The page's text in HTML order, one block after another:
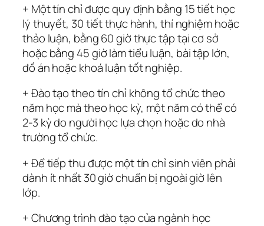
+ Một tín chỉ được quy định bằng 15 tiết học
lý thuyết, 30 tiết thực hành, thí nghiệm hoặc
thảo luận, bằng 60 giờ thực tập tại cơ sở
hoặc bằng 45 giờ làm tiểu luận, bài tập lớn,
đồ án hoặc khoá luận tốt nghiệp.
+ Đào tạo theo tín chỉ không tổ chức theo
năm học mà theo học kỳ, một năm có thể có
2-3 kỳ do người học lựa chọn hoặc do nhà
trường tổ chức.
+ Để tiếp thu được một tín chỉ sinh viên phải
dành ít nhất 30 giờ chuẩn bị ngoài giờ lên
lớp.
+ Chương trình đào tạo của ngành học